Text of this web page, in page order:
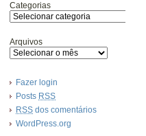
Categorias
Arquivos
Fazer login
Posts RSS
RSS dos comentários
WordPress.org